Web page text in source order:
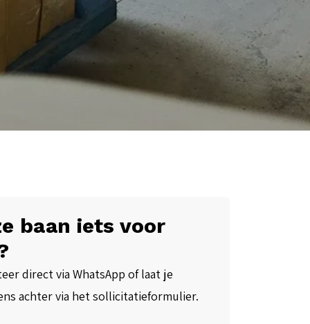
baan iets voor
direct via WhatsApp of laat je
achter via het sollicitatieformulier.